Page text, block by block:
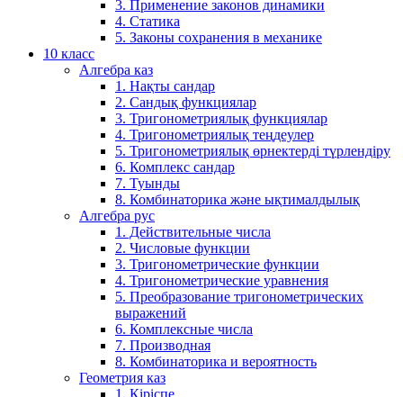
3. Применение законов динамики
4. Статика
5. Законы сохранения в механике
10 класс
Алгебра каз
1. Нақты сандар
2. Сандық функциялар
3. Тригонометриялық функциялар
4. Тригонометриялық теңдеулер
5. Тригонометриялық өрнектерді түрлендіру
6. Комплекс сандар
7. Туынды
8. Комбинаторика және ықтималдылық
Алгебра рус
1. Действительные числа
2. Числовые функции
3. Тригонометрические функции
4. Тригонометрические уравнения
5. Преобразование тригонометрических
выражений
6. Комплексные числа
7. Производная
8. Комбинаторика и вероятность
Геометрия каз
1. Кіріспе